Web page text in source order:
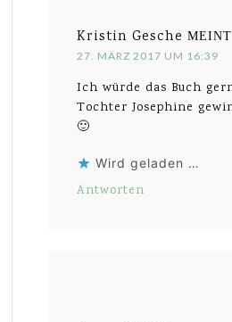
Kristin Gesche MEINT
27. MÄRZ 2017 UM 16:39
Ich würde das Buch
Tochter Josephine
🙂
Wird geladen …
Antworten